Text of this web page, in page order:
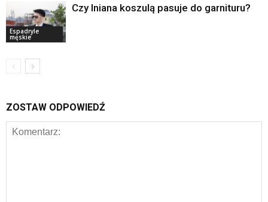
Espadryle
męskie
Czy lniana koszulą pasuje do garnituru?
ZOSTAW ODPOWIEDŹ